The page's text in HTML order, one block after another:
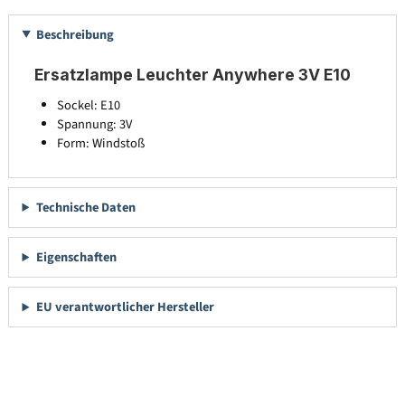
Beschreibung
Ersatzlampe Leuchter Anywhere 3V E10
Sockel: E10
Spannung: 3V
Form: Windstoß
Technische Daten
Eigenschaften
EU verantwortlicher Hersteller